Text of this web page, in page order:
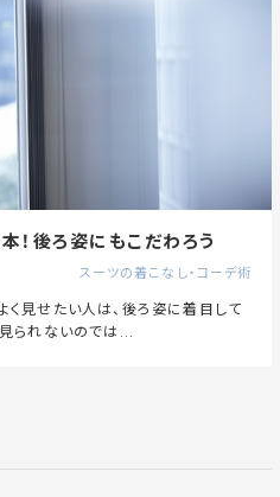
！後ろ姿にもこだわろう
スーツの着こなし・コーデ術
く見せたい人は、後ろ姿に着目して
見られないのでは...